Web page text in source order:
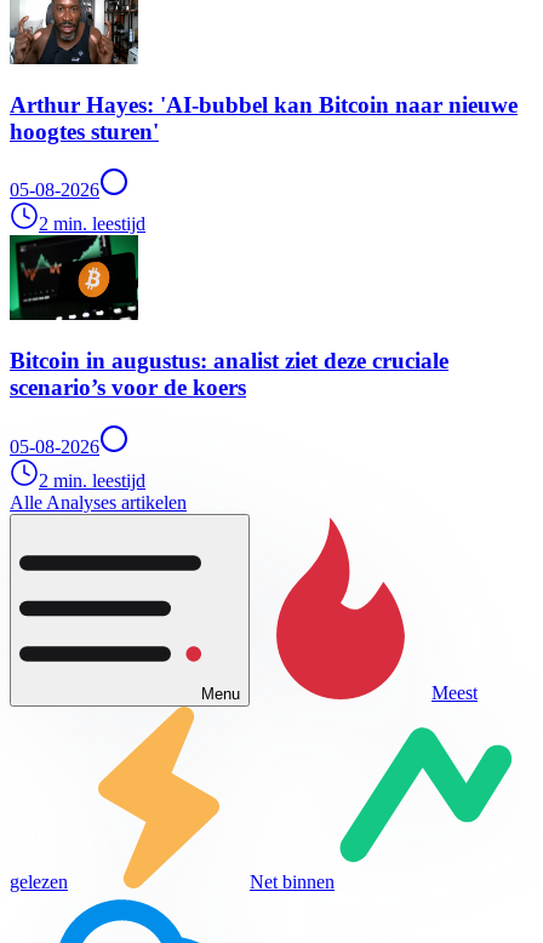
Arthur Hayes: 'AI-bubbel kan Bitcoin naar nieuwe
hoogtes sturen'
05-08-2026
2 min. leestijd
Bitcoin in augustus: analist ziet deze cruciale
scenario’s voor de koers
05-08-2026
2 min. leestijd
Alle Analyses artikelen
Menu Meest
gelezen Net binnen